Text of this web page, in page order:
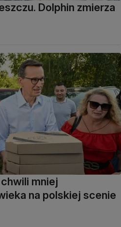
Dolphin zmierza
mniej
na polskiej scenie